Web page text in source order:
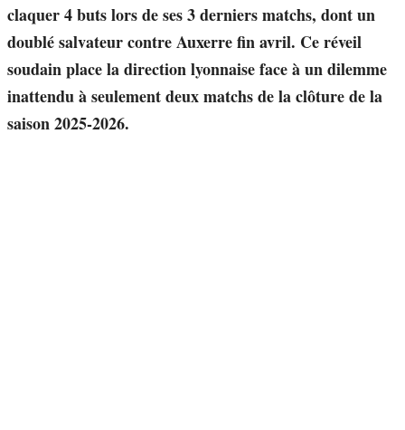
claquer 4 buts lors de ses 3 derniers matchs, dont un
doublé salvateur contre Auxerre fin avril. Ce réveil
soudain place la direction lyonnaise face à un dilemme
inattendu à seulement deux matchs de la clôture de la
saison 2025-2026.